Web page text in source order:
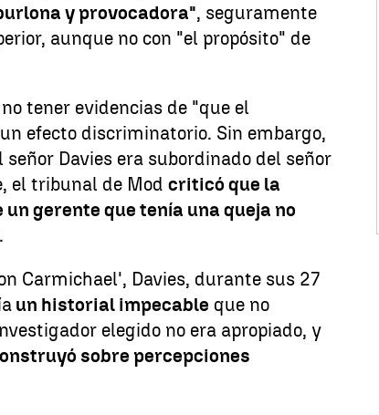
y provocadora", seguramente
aunque no con "el propósito" de
tener evidencias de "que el
efecto discriminatorio. Sin embargo,
Davies era subordinado del señor
el tribunal de Modcriticó que la
gerente que tenía una queja no
.
Carmichael', Davies, durante sus 27
un historial impecable que no
elegido no era apropiado, y
sobre percepciones